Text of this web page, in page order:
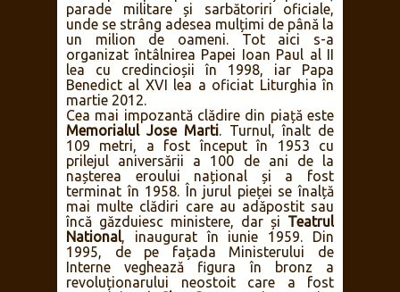
parade militare și sarbătoriri oficiale,
unde se strâng adesea mulțimi de până la
un milion de oameni. Tot aici s-a
organizat întâlnirea Papei Ioan Paul al II
lea cu credincioșii în 1998, iar Papa
Benedict al XVI lea a oficiat Liturghia în
martie 2012.
Cea mai impozantă clădire din piață este
Memorialul Jose Marti. Turnul, înalt de
109 metri, a fost început în 1953 cu
prilejul aniversării a 100 de ani de la
nașterea eroului național și a fost
terminat în 1958. În jurul pieței se înalță
mai multe clădiri care au adăpostit sau
încă găzduiesc ministere, dar și Teatrul
National, inaugurat în iunie 1959. Din
1995, de pe fațada Ministerului de
Interne veghează figura în bronz a
revoluționarului neostoit care a fost